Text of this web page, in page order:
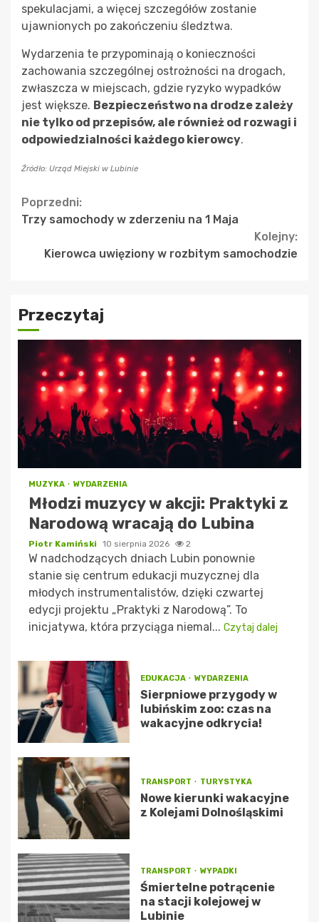
spekulacjami, a więcej szczegółów zostanie
ujawnionych po zakończeniu śledztwa.
Wydarzenia te przypominają o konieczności
zachowania szczególnej ostrożności na drogach,
zwłaszcza w miejscach, gdzie ryzyko wypadków
jest większe. Bezpieczeństwo na drodze zależy
nie tylko od przepisów, ale również od rozwagi i
odpowiedzialności każdego kierowcy.
Źródło: Urząd Miejski w Lubinie
Continue
Poprzedni:
Trzy samochody w zderzeniu na 1 Maja
Kolejny:
Kierowca uwięziony w rozbitym samochodzie
Przeczytaj
MUZYKA WYDARZENIA
Młodzi muzycy w akcji: Praktyki z
Narodową wracają do Lubina
Piotr Kamiński 10 sierpnia 2026 2
W nadchodzących dniach Lubin ponownie
stanie się centrum edukacji muzycznej dla
młodych instrumentalistów, dzięki czwartej
edycji projektu „Praktyki z Narodową”. To
inicjatywa, która przyciąga niemal... Czytaj dalej
EDUKACJA WYDARZENIA
Sierpniowe przygody w
lubińskim zoo: czas na
wakacyjne odkrycia!
TRANSPORT TURYSTYKA
Nowe kierunki wakacyjne
z Kolejami Dolnośląskimi
TRANSPORT WYPADKI
Śmiertelne potrącenie
na stacji kolejowej w
Lubinie